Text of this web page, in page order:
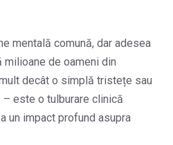
mentală comună, dar adesea
de oameni din
decât o simplă tristețe sau
este o tulburare clinică
un impact profund asupra